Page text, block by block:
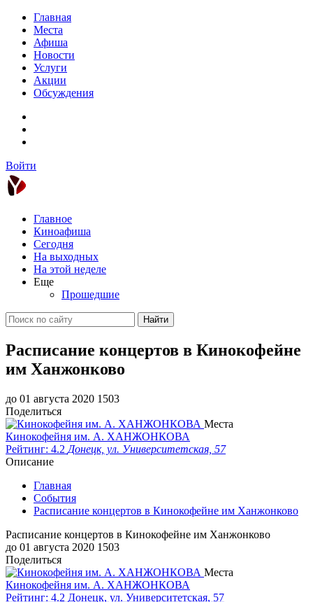
Главная
Места
Афиша
Новости
Услуги
Акции
Обсуждения
Войти
Главное
Киноафиша
Сегодня
На выходных
На этой неделе
Еще
Прошедшие
Найти
Расписание концертов в Кинокофейне
им Ханжонково
до 01 августа 2020 1503
Поделиться
Места
Кинокофейня им. А. ХАНЖОНКОВА
Рейтинг: 4.2 Донецк, ул. Университетская, 57
Описание
Главная
События
Расписание концертов в Кинокофейне им Ханжонково
Расписание концертов в Кинокофейне им Ханжонково
до 01 августа 2020 1503
Поделиться
Места
Кинокофейня им. А. ХАНЖОНКОВА
Рейтинг: 4.2 Донецк, ул. Университетская, 57